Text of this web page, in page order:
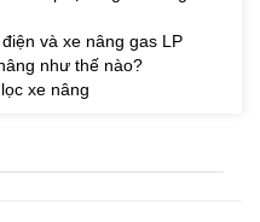
và xe nâng gas LP
như thế nào?
xe nâng